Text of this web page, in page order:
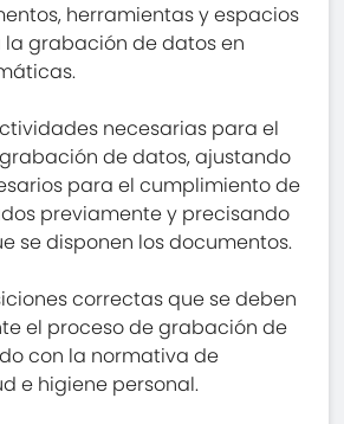
herramientas y espacios
grabación de datos en
necesarias para el
de datos, ajustando
para el cumplimiento de
previamente y precisando
se disponen los documentos.
correctas que se deben
el proceso de grabación de
con la normativa de
e higiene personal.